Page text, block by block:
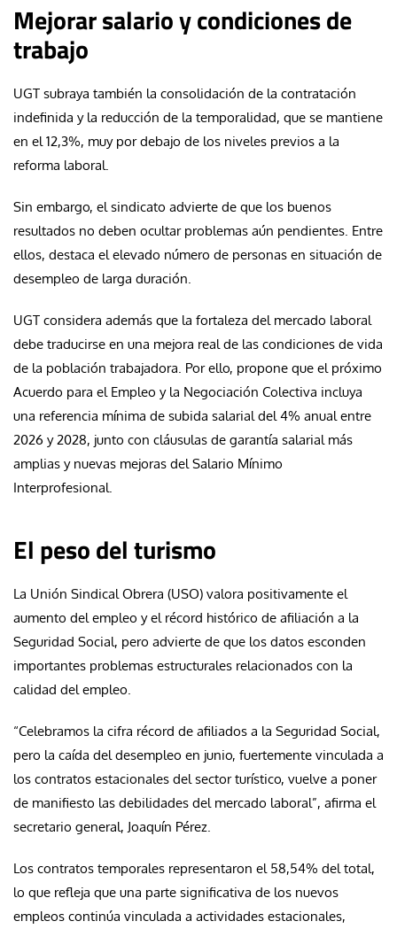
Mejorar salario y condiciones de
trabajo
UGT subraya también la consolidación de la contratación
indefinida y la reducción de la temporalidad, que se mantiene
en el 12,3%, muy por debajo de los niveles previos a la
reforma laboral.
Sin embargo, el sindicato advierte de que los buenos
resultados no deben ocultar problemas aún pendientes. Entre
ellos, destaca el elevado número de personas en situación de
desempleo de larga duración.
UGT considera además que la fortaleza del mercado laboral
debe traducirse en una mejora real de las condiciones de vida
de la población trabajadora. Por ello, propone que el próximo
Acuerdo para el Empleo y la Negociación Colectiva incluya
una referencia mínima de subida salarial del 4% anual entre
2026 y 2028, junto con cláusulas de garantía salarial más
amplias y nuevas mejoras del Salario Mínimo
Interprofesional.
El peso del turismo
La Unión Sindical Obrera (USO) valora positivamente el
aumento del empleo y el récord histórico de afiliación a la
Seguridad Social, pero advierte de que los datos esconden
importantes problemas estructurales relacionados con la
calidad del empleo.
“Celebramos la cifra récord de afiliados a la Seguridad Social,
pero la caída del desempleo en junio, fuertemente vinculada a
los contratos estacionales del sector turístico, vuelve a poner
de manifiesto las debilidades del mercado laboral”, afirma el
secretario general, Joaquín Pérez.
Los contratos temporales representaron el 58,54% del total,
lo que refleja que una parte significativa de los nuevos
empleos continúa vinculada a actividades estacionales,